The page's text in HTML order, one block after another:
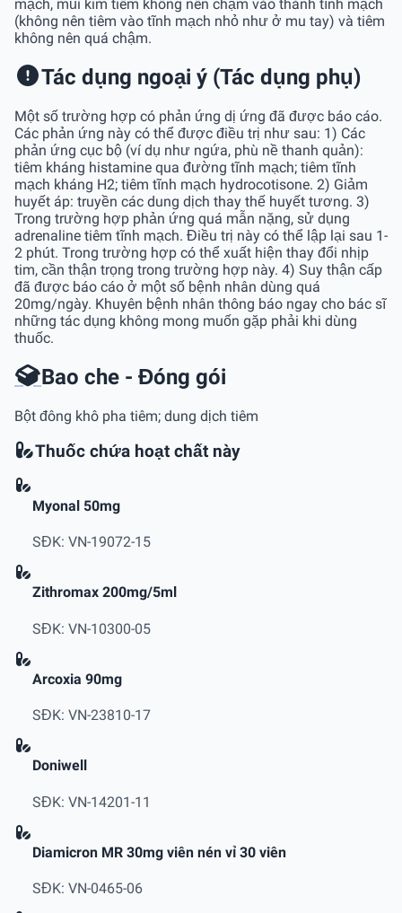
mạch, mũi kim tiêm không nên chạm vào thành tĩnh mạch
(không nên tiêm vào tĩnh mạch nhỏ như ở mu tay) và tiêm
không nên quá chậm.
Tác dụng ngoại ý (Tác dụng phụ)
Một số trường hợp có phản ứng dị ứng đã được báo cáo.
Các phản ứng này có thể được điều trị như sau: 1) Các
phản ứng cục bộ (ví dụ như ngứa, phù nề thanh quản):
tiêm kháng histamine qua đường tĩnh mạch; tiêm tĩnh
mạch kháng H2; tiêm tĩnh mạch hydrocotisone. 2) Giảm
huyết áp: truyền các dung dịch thay thế huyết tương. 3)
Trong trường hợp phản ứng quá mẫn nặng, sử dụng
adrenaline tiêm tĩnh mạch. Điều trị này có thể lập lại sau 1-
2 phút. Trong trường hợp có thể xuất hiện thay đổi nhịp
tim, cần thận trọng trong trường hợp này. 4) Suy thận cấp
đã được báo cáo ở một số bệnh nhân dùng quá
20mg/ngày. Khuyên bệnh nhân thông báo ngay cho bác sĩ
những tác dụng không mong muốn gặp phải khi dùng
thuốc.
Bao che - Đóng gói
Bột đông khô pha tiêm; dung dịch tiêm
Thuốc chứa hoạt chất này
Myonal 50mg
SĐK: VN-19072-15
Zithromax 200mg/5ml
SĐK: VN-10300-05
Arcoxia 90mg
SĐK: VN-23810-17
Doniwell
SĐK: VN-14201-11
Diamicron MR 30mg viên nén vỉ 30 viên
SĐK: VN-0465-06